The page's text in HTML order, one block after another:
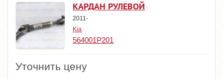
КАРДАН РУЛЕВОЙ
2011-
Kia
564001P201
Уточнить цену